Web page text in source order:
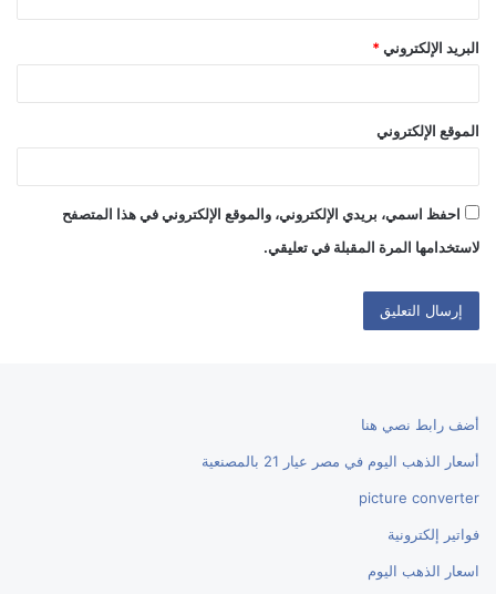
البريد الإلكتروني *
الموقع الإلكتروني
احفظ اسمي، بريدي الإلكتروني، والموقع الإلكتروني في هذا المتصفح
لاستخدامها المرة المقبلة في تعليقي.
أضف رابط نصي هنا
أسعار الذهب اليوم في مصر عيار 21 بالمصنعية
picture converter
فواتير إلكترونية
اسعار الذهب اليوم